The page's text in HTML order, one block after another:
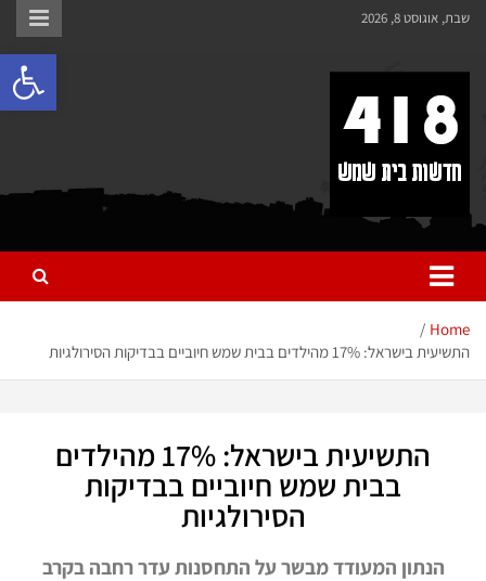
לתוכן
שבת, אוגוסט 8, 2026
418 – חדשות בית שמש
כל מה שחדש ומעניין בבית שמש בכלל והחרדית בפרט
Home
התשיעית בישראל: 17% מהילדים בבית שמש חיוביים בבדיקות הסירולגיות
התשיעית בישראל: 17% מהילדים
בבית שמש חיוביים בבדיקות
הסירולגיות
הנתון המעודד מבשר על התחסנות עדר רחבה בקרב